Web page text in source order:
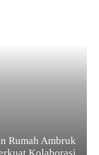
Rumah Ambruk
Kolaborasi